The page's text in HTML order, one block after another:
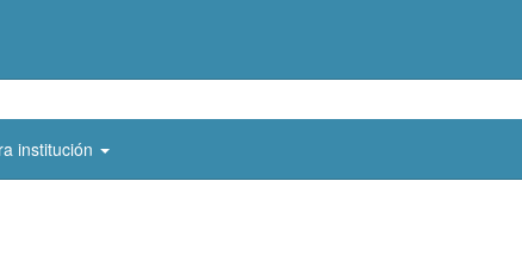
institución